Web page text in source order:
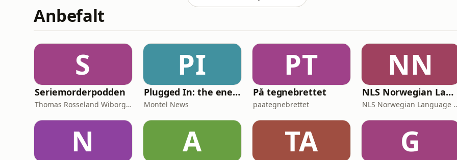
Anbefalt
S
Seriemorderpodden
Thomas Rosseland Wiborg-Thune
PI
Plugged In: the energy news podcast
Montel News
PT
På tegnebrettet
paategnebrettet
NN
NLS Norwegian Language Learning Podcast
NLS
N A TA G